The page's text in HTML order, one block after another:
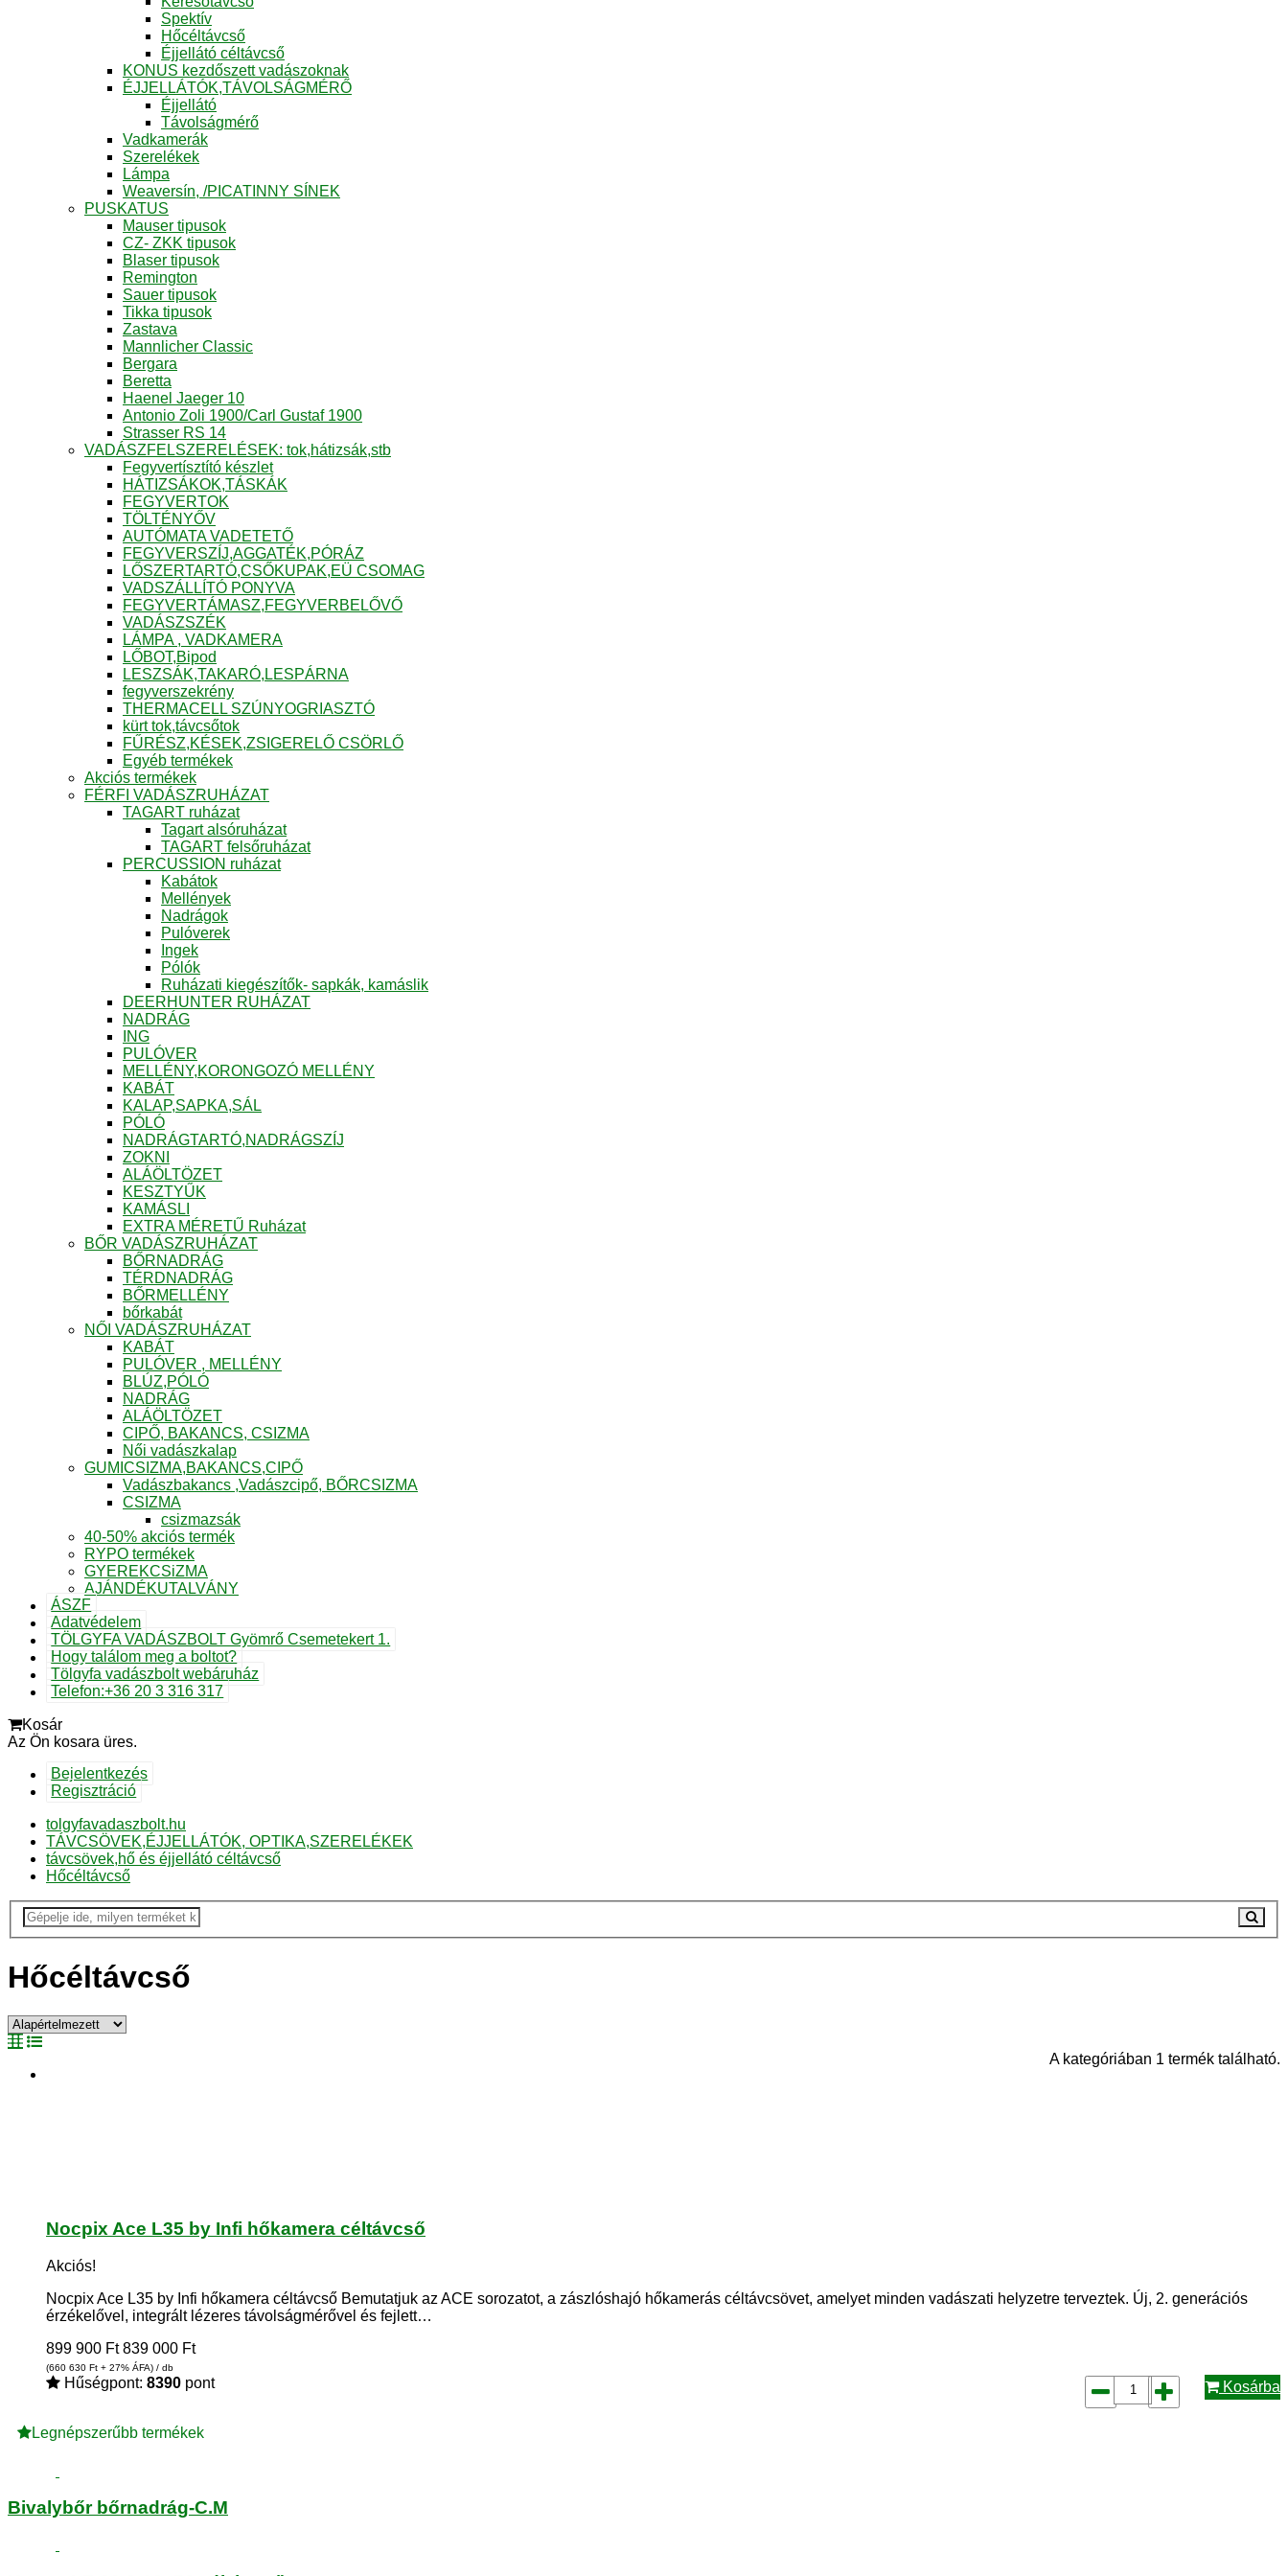
Spektív
Hőcéltávcső
Éjjellátó céltávcső
KONUS kezdőszett vadászoknak
ÉJJELLÁTÓK,TÁVOLSÁGMÉRŐ
Éjjellátó
Távolságmérő
Vadkamerák
Szerelékek
Lámpa
Weaversín, /PICATINNY SÍNEK
PUSKATUS
Mauser tipusok
CZ- ZKK tipusok
Blaser tipusok
Remington
Sauer tipusok
Tikka tipusok
Zastava
Mannlicher Classic
Bergara
Beretta
Haenel Jaeger 10
Antonio Zoli 1900/Carl Gustaf 1900
Strasser RS 14
VADÁSZFELSZERELÉSEK: tok,hátizsák,stb
Fegyvertísztító készlet
HÁTIZSÁKOK,TÁSKÁK
FEGYVERTOK
TÖLTÉNYŐV
AUTÓMATA VADETETŐ
FEGYVERSZÍJ,AGGATÉK,PÓRÁZ
LŐSZERTARTÓ,CSŐKUPAK,EÜ CSOMAG
VADSZÁLLÍTÓ PONYVA
FEGYVERTÁMASZ,FEGYVERBELŐVŐ
VADÁSZSZÉK
LÁMPA , VADKAMERA
LŐBOT,Bipod
LESZSÁK,TAKARÓ,LESPÁRNA
fegyverszekrény
THERMACELL SZÚNYOGRIASZTÓ
kürt tok,távcsőtok
FŰRÉSZ,KÉSEK,ZSIGERELŐ CSÖRLŐ
Egyéb termékek
Akciós termékek
FÉRFI VADÁSZRUHÁZAT
TAGART ruházat
Tagart alsóruházat
TAGART felsőruházat
PERCUSSION ruházat
Kabátok
Mellények
Nadrágok
Pulóverek
Ingek
Pólók
Ruházati kiegészítők- sapkák, kamáslik
DEERHUNTER RUHÁZAT
NADRÁG
ING
PULÓVER
MELLÉNY,KORONGOZÓ MELLÉNY
KABÁT
KALAP,SAPKA,SÁL
PÓLÓ
NADRÁGTARTÓ,NADRÁGSZÍJ
ZOKNI
ALÁÖLTÖZET
KESZTYŰK
KAMÁSLI
EXTRA MÉRETŰ Ruházat
BŐR VADÁSZRUHÁZAT
BŐRNADRÁG
TÉRDNADRÁG
BŐRMELLÉNY
bőrkabát
NŐI VADÁSZRUHÁZAT
KABÁT
PULÓVER , MELLÉNY
BLÚZ,PÓLÓ
NADRÁG
ALÁÖLTÖZET
CIPŐ, BAKANCS, CSIZMA
Női vadászkalap
GUMICSIZMA,BAKANCS,CIPŐ
Vadászbakancs ,Vadászcipő, BŐRCSIZMA
CSIZMA
csizmazsák
40-50% akciós termék
RYPO termékek
GYEREKCSiZMA
AJÁNDÉKUTALVÁNY
ÁSZF
Adatvédelem
TÖLGYFA VADÁSZBOLT Gyömrő Csemetekert 1.
Hogy találom meg a boltot?
Tölgyfa vadászbolt webáruház
Telefon:+36 20 3 316 317
Kosár
Az Ön kosara üres.
Bejelentkezés
Regisztráció
tolgyfavadaszbolt.hu
TÁVCSÖVEK,ÉJJELLÁTÓK, OPTIKA,SZERELÉKEK
távcsövek,hő és éjjellátó céltávcső
Hőcéltávcső
Hőcéltávcső
A kategóriában 1 termék található.
Nocpix Ace L35 by Infi hőkamera céltávcső
Akciós!
Nocpix Ace L35 by Infi hőkamera céltávcső Bemutatjuk az ACE sorozatot, a zászlóshajó hőkamerás céltávcsövet, amelyet minden vadászati helyzetre terveztek. Új, 2. generációs
érzékelővel, integrált lézeres távolságmérővel és fejlett…
899 900 Ft 839 000 Ft
(660 630 Ft + 27% ÁFA) / db
Hűségpont: 8390 pont Kosárba
Legnépszerűbb termékek
Bivalybőr bőrnadrág-C.M